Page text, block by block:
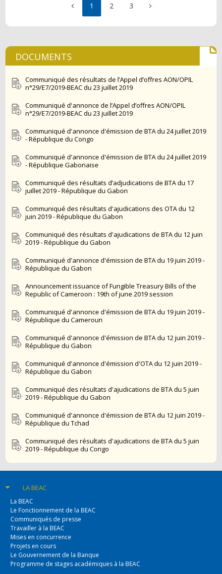
1 2 3
DOCUMENTS
Communiqué des résultats de l’Appel d’offres AON/OPIL
n°29/E7/2019-BEAC du 23 juillet 2019
Communiqué d'annonce de l’Appel d’offres AON/OPIL
n°29/E7/2019-BEAC du 23 juillet 2019
Communiqué d'annonce d'émission de BTA du 24 juillet 2019
- République du Congo
Communiqué d'annonce d'émission de BTA du 24 juillet 2019
- République Gabonaise
Communiqué des résultats d’adjudications de BTA du 17
juillet 2019 - République du Gabon
Communiqué des résultats d'ajudications des OTA du 12
juin 2019 - République du Gabon
Communiqué des résultats d'ajudications de BTA du 12 juin
2019 - République du Gabon
Communiqué d'annonce d'émission de BTA du 19 juin 2019 -
République du Gabon
Announcement issuance of Fungible Treasury Bills of the
Republic of Cameroon : 19th of june 2019 session
Communiqué d'annonce d'émission de BTA du 19 juin 2019 -
République du Cameroun
Communiqué d'annonce d'émission de BTA du 12 juin 2019 -
République du Gabon
Communiqué d'annonce d'émission d'OTA du 12 juin 2019 -
République du Gabon
Communiqué des résultats d'ajudications de BTA du 5 juin
2019 - République du Gabon
Communiqué d'annonce d'émission de BTA du 12 juin 2019 -
République du Tchad
Communiqué des résultats d'ajudications de BTA du 5 juin
2019 - République du Congo
LA BEAC
La BEAC
Le Fonctionnement de la BEAC
Communiqués de presse
Travailler à la BEAC
Mises en concurrence
Projets en cours
Le Gouvernement de la Banque
Programme de stages académiques à la BEAC